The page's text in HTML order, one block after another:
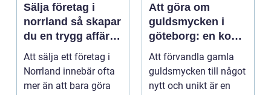
Sälja företag i
norrland så skapar
du en trygg affär
från start till mål
Att sälja ett företag i
Norrland innebär ofta
mer än att bara göra
Att göra om
guldsmycken i
göteborg: en konst
att förnya det
gamla
Att förvandla gamla
guldsmycken till något
nytt och unikt är en